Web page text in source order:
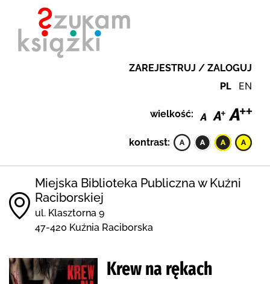
ZAREJESTRUJ / ZALOGUJ
PL EN
wielkość:
kontrast:
Miejska Biblioteka Publiczna w Kuźni
Raciborskiej
ul. Klasztorna 9
47-420 Kuźnia Raciborska
Krew na rękach